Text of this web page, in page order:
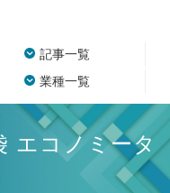
記事一覧
業種一覧
エコノミータ